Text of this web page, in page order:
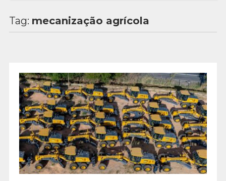
Tag: mecanização agrícola